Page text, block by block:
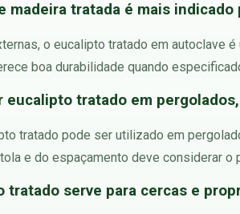
madeira tratada é mais indicado
o eucalipto tratado em autoclave
boa durabilidade quando
eucalipto tratado em
tratado pode ser utilizado em
e do espaçamento deve considerar o
tratado serve para cercas e